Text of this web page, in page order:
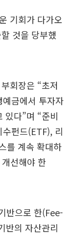
기회가 다가오
것을 당부했
회장은 “초저
금에서 투자자
있다”며 “준비
펀드(ETF), 리
를 계속 확대하
선해야 한
반으로 한(Fee-
반의 자산관리